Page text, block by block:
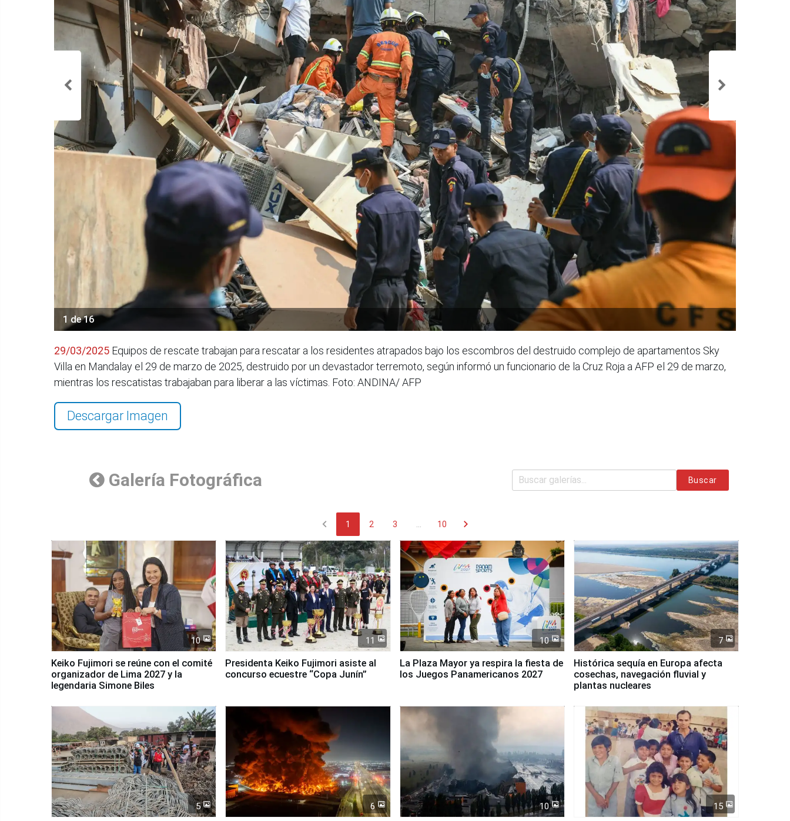
1 de 16
29/03/2025 Equipos de rescate trabajan para rescatar a los residentes atrapados bajo los escombros del destruido complejo de apartamentos Sky
Villa en Mandalay el 29 de marzo de 2025, destruido por un devastador terremoto, según informó un funcionario de la Cruz Roja a AFP el 29 de marzo,
mientras los rescatistas trabajaban para liberar a las víctimas. Foto: ANDINA/ AFP
Descargar Imagen
Galería Fotográfica Buscar
chevron_left 1 2 3 10 chevron_right
10
Keiko Fujimori se reúne con el comité
organizador de Lima 2027 y la
legendaria Simone Biles
11
Presidenta Keiko Fujimori asiste al
concurso ecuestre “Copa Junín”
10
La Plaza Mayor ya respira la fiesta de
los Juegos Panamericanos 2027
7
Histórica sequía en Europa afecta
cosechas, navegación fluvial y
plantas nucleares
5 6 10 15